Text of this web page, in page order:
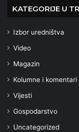
KATEGORIJE U
Izbor uredništva
Video
Magazin
Kolumne i komentari
Vijesti
Gospodarstvo
Uncategorized